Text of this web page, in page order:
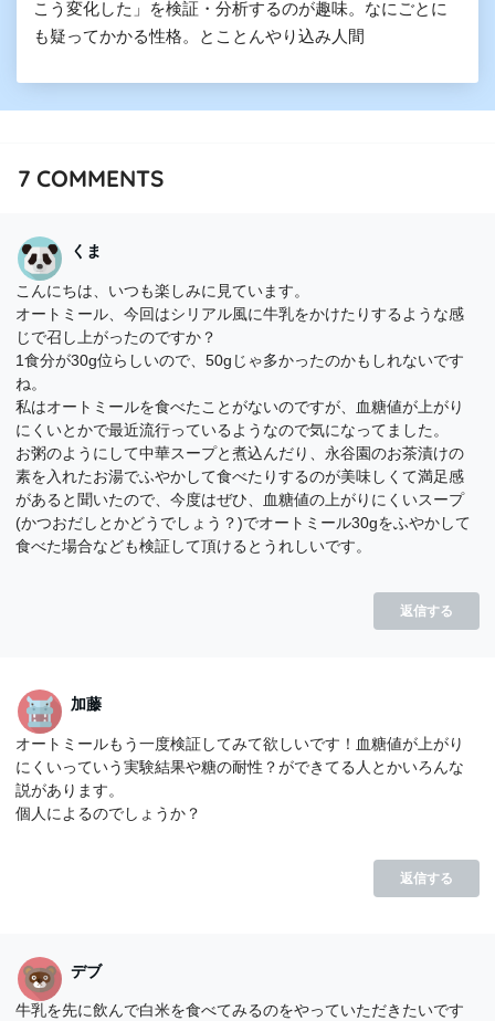
こう変化した」を検証・分析するのが趣味。なにごとに
も疑ってかかる性格。とことんやり込み人間
7COMMENTS
くま
こんにちは、いつも楽しみに見ています。
オートミール、今回はシリアル風に牛乳をかけたりするような感
じで召し上がったのですか？
1食分が30g位らしいので、50gじゃ多かったのかもしれないです
ね。
私はオートミールを食べたことがないのですが、血糖値が上がり
にくいとかで最近流行っているようなので気になってました。
お粥のようにして中華スープと煮込んだり、永谷園のお茶漬けの
素を入れたお湯でふやかして食べたりするのが美味しくて満足感
があると聞いたので、今度はぜひ、血糖値の上がりにくいスープ
(かつおだしとかどうでしょう？)でオートミール30gをふやかして
食べた場合なども検証して頂けるとうれしいです。
返信する
加藤
オートミールもう一度検証してみて欲しいです！血糖値が上がり
にくいっていう実験結果や糖の耐性？ができてる人とかいろんな
説があります。
個人によるのでしょうか？
返信する
デブ
牛乳を先に飲んで白米を食べてみるのをやっていただきたいです